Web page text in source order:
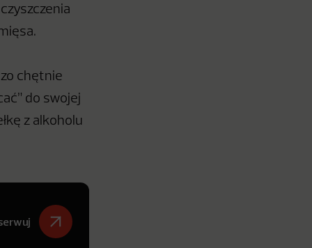
chętnie
do swojej
z alkoholu